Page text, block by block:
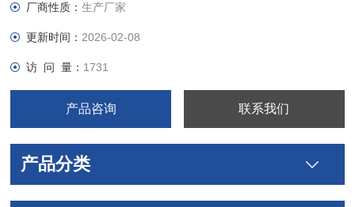
厂商性质：生产厂家
更新时间： 2026-02-08
访 问 量： 1731
产品咨询 联系我们
产品分类